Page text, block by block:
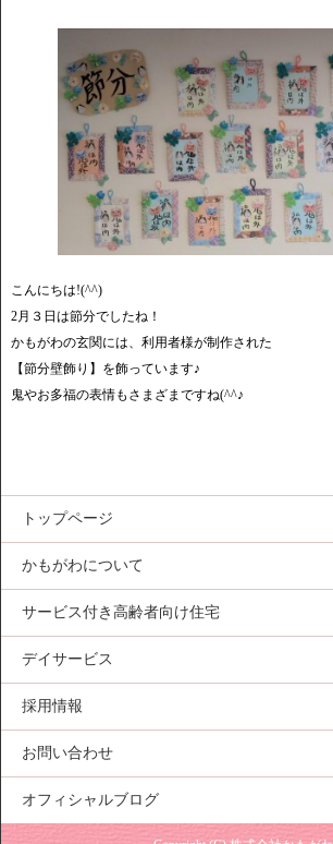
こんにちは!(^^)
2月３日は節分でしたね！
かもがわの玄関には、利用者様が制作された
【節分壁飾り】を飾っています♪
鬼やお多福の表情もさまざまですね(^^♪
トップページ
かもがわについて
サービス付き高齢者向け住宅
デイサービス
採用情報
お問い合わせ
オフィシャルブログ